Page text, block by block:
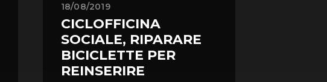
18/08/2019
CICLOFFICINA
SOCIALE, RIPARARE
BICICLETTE PER
REINSERIRE